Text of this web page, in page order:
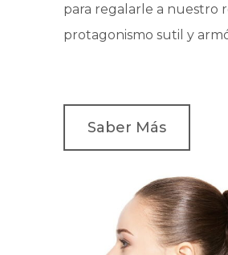
para regalarle a nuestro
protagonismo sutil y
Saber Más